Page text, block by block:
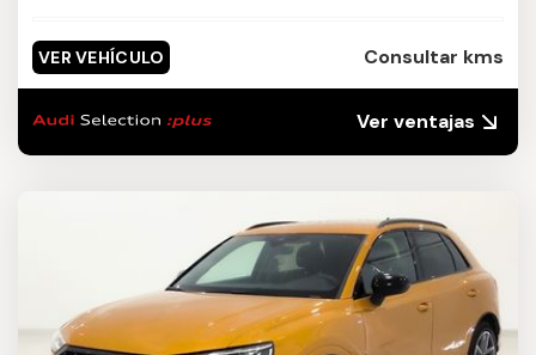
VER VEHÍCULO Consultar kms
Ver ventajas